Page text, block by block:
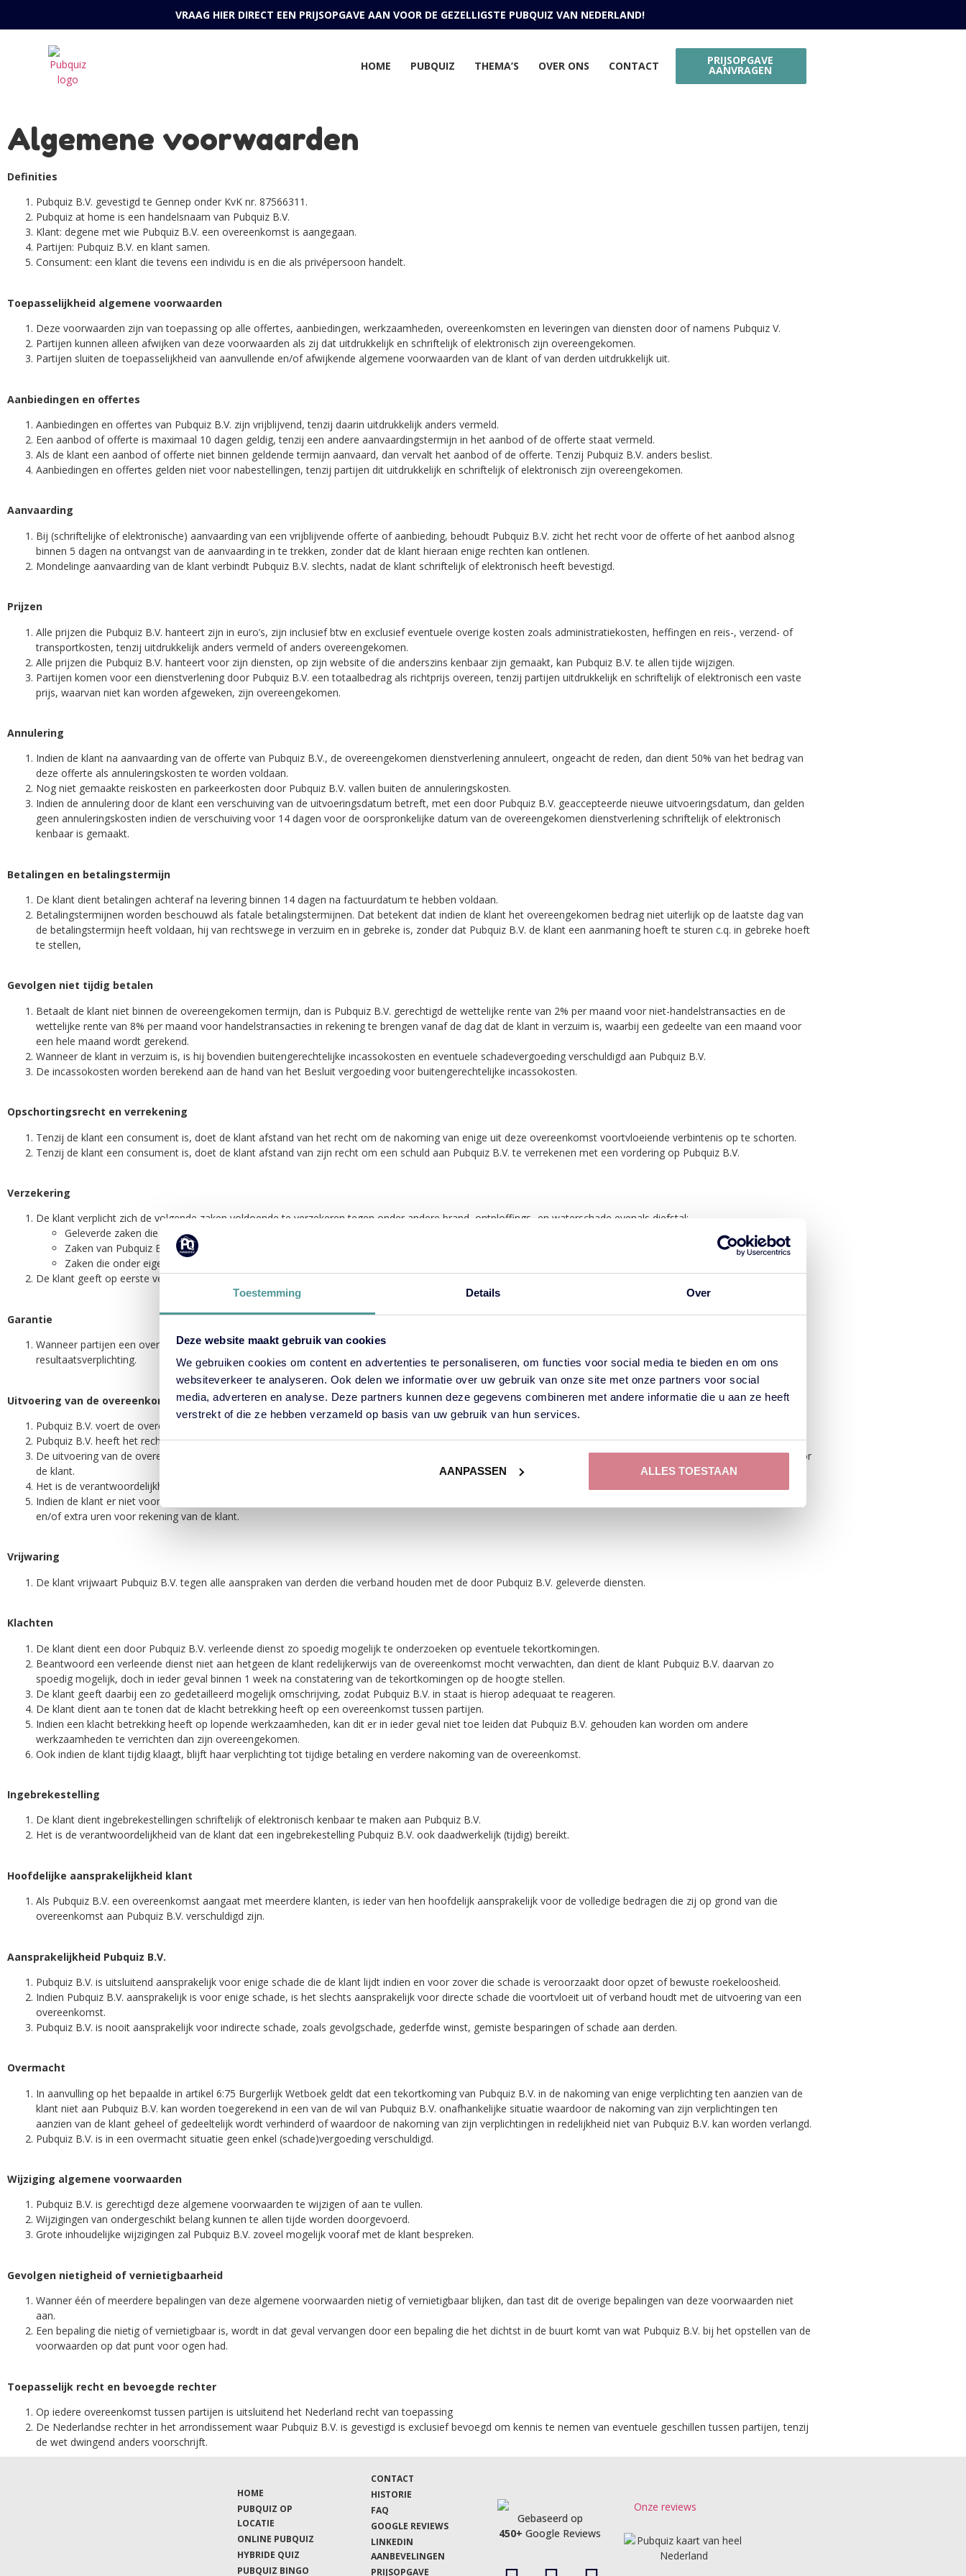
Toestemming Details Over
Deze website maakt gebruik van cookies
We gebruiken cookies om content en advertenties te personaliseren, om functies voor social media te bieden en om ons
websiteverkeer te analyseren. Ook delen we informatie over uw gebruik van onze site met onze partners voor social
media, adverteren en analyse. Deze partners kunnen deze gegevens combineren met andere informatie die u aan ze heeft
verstrekt of die ze hebben verzameld op basis van uw gebruik van hun services.
AANPASSEN ALLES TOESTAAN
VRAAG HIER DIRECT EEN PRIJSOPGAVE AAN VOOR DE GEZELLIGSTE PUBQUIZ VAN NEDERLAND!
HOME PUBQUIZ THEMA’S OVER ONS CONTACT PRIJSOPGAVE
AANVRAGEN
Algemene voorwaarden
Definities
Pubquiz B.V. gevestigd te Gennep onder KvK nr. 87566311.
Pubquiz at home is een handelsnaam van Pubquiz B.V.
Klant: degene met wie Pubquiz B.V. een overeenkomst is aangegaan.
Partijen: Pubquiz B.V. en klant samen.
Consument: een klant die tevens een individu is en die als privépersoon handelt.
Toepasselijkheid algemene voorwaarden
Deze voorwaarden zijn van toepassing op alle offertes, aanbiedingen, werkzaamheden, overeenkomsten en leveringen van diensten door of namens Pubquiz V.
Partijen kunnen alleen afwijken van deze voorwaarden als zij dat uitdrukkelijk en schriftelijk of elektronisch zijn overeengekomen.
Partijen sluiten de toepasselijkheid van aanvullende en/of afwijkende algemene voorwaarden van de klant of van derden uitdrukkelijk uit.
Aanbiedingen en offertes
Aanbiedingen en offertes van Pubquiz B.V. zijn vrijblijvend, tenzij daarin uitdrukkelijk anders vermeld.
Een aanbod of offerte is maximaal 10 dagen geldig, tenzij een andere aanvaardingstermijn in het aanbod of de offerte staat vermeld.
Als de klant een aanbod of offerte niet binnen geldende termijn aanvaard, dan vervalt het aanbod of de offerte. Tenzij Pubquiz B.V. anders beslist.
Aanbiedingen en offertes gelden niet voor nabestellingen, tenzij partijen dit uitdrukkelijk en schriftelijk of elektronisch zijn overeengekomen.
Aanvaarding
Bij (schriftelijke of elektronische) aanvaarding van een vrijblijvende offerte of aanbieding, behoudt Pubquiz B.V. zicht het recht voor de offerte of het aanbod alsnog
binnen 5 dagen na ontvangst van de aanvaarding in te trekken, zonder dat de klant hieraan enige rechten kan ontlenen.
Mondelinge aanvaarding van de klant verbindt Pubquiz B.V. slechts, nadat de klant schriftelijk of elektronisch heeft bevestigd.
Prijzen
Alle prijzen die Pubquiz B.V. hanteert zijn in euro’s, zijn inclusief btw en exclusief eventuele overige kosten zoals administratiekosten, heffingen en reis-, verzend- of
transportkosten, tenzij uitdrukkelijk anders vermeld of anders overeengekomen.
Alle prijzen die Pubquiz B.V. hanteert voor zijn diensten, op zijn website of die anderszins kenbaar zijn gemaakt, kan Pubquiz B.V. te allen tijde wijzigen.
Partijen komen voor een dienstverlening door Pubquiz B.V. een totaalbedrag als richtprijs overeen, tenzij partijen uitdrukkelijk en schriftelijk of elektronisch een vaste
prijs, waarvan niet kan worden afgeweken, zijn overeengekomen.
Annulering
Indien de klant na aanvaarding van de offerte van Pubquiz B.V., de overeengekomen dienstverlening annuleert, ongeacht de reden, dan dient 50% van het bedrag van
deze offerte als annuleringskosten te worden voldaan.
Nog niet gemaakte reiskosten en parkeerkosten door Pubquiz B.V. vallen buiten de annuleringskosten.
Indien de annulering door de klant een verschuiving van de uitvoeringsdatum betreft, met een door Pubquiz B.V. geaccepteerde nieuwe uitvoeringsdatum, dan gelden
geen annuleringskosten indien de verschuiving voor 14 dagen voor de oorspronkelijke datum van de overeengekomen dienstverlening schriftelijk of elektronisch
kenbaar is gemaakt.
Betalingen en betalingstermijn
De klant dient betalingen achteraf na levering binnen 14 dagen na factuurdatum te hebben voldaan.
Betalingstermijnen worden beschouwd als fatale betalingstermijnen. Dat betekent dat indien de klant het overeengekomen bedrag niet uiterlijk op de laatste dag van
de betalingstermijn heeft voldaan, hij van rechtswege in verzuim en in gebreke is, zonder dat Pubquiz B.V. de klant een aanmaning hoeft te sturen c.q. in gebreke hoeft
te stellen,
Gevolgen niet tijdig betalen
Betaalt de klant niet binnen de overeengekomen termijn, dan is Pubquiz B.V. gerechtigd de wettelijke rente van 2% per maand voor niet-handelstransacties en de
wettelijke rente van 8% per maand voor handelstransacties in rekening te brengen vanaf de dag dat de klant in verzuim is, waarbij een gedeelte van een maand voor
een hele maand wordt gerekend.
Wanneer de klant in verzuim is, is hij bovendien buitengerechtelijke incassokosten en eventuele schadevergoeding verschuldigd aan Pubquiz B.V.
De incassokosten worden berekend aan de hand van het Besluit vergoeding voor buitengerechtelijke incassokosten.
Opschortingsrecht en verrekening
Tenzij de klant een consument is, doet de klant afstand van het recht om de nakoming van enige uit deze overeenkomst voortvloeiende verbintenis op te schorten.
Tenzij de klant een consument is, doet de klant afstand van zijn recht om een schuld aan Pubquiz B.V. te verrekenen met een vordering op Pubquiz B.V.
Verzekering
De klant verplicht zich de volgende zaken voldoende te verzekeren tegen onder andere brand, ontploffings- en waterschade evenals diefstal:
Geleverde zaken die noodzakelijk zijn voor de uitvoering van de onderliggende overeenkomst.
Zaken van Pubquiz B.V. die bij de klant aanwezig zijn.
Zaken die onder eigendomsvoorbehoud zijn geleverd.
De klant geeft op eerste verzoek van Pubquiz B.V. de polis van deze verzekering ter inzage.
Garantie
Wanneer partijen een overeenkomst met een dienstverlenend karakter zijn aangegaan, bevat deze voor Pubquiz B.V. enkel een inspanningsverplichting en dus geen
resultaatsverplichting.
Uitvoering van de overeenkomst
Pubquiz B.V. voert de overeenkomst naar beste inzicht en vermogen en overeenkomstig de eisen van goed vakmanschap uit.
Pubquiz B.V. heeft het recht om de overeengekomen dienstverlening (gedeeltelijk) te laten verrichten door derden.
De uitvoering van de overeenkomst geschiedt in onderling overleg en na schriftelijk of elektronisch akkoord en betaling van het eventueel afgesproken voorschot door
de klant.
Het is de verantwoordelijkheid van de klant dat Pubquiz B.V. tijdig kan beginnen aan de uitvoering van de overeenkomst.
Indien de klant er niet voor heeft gezorgd dat Pubquiz B.V. tijdig kan beginnen aan de uitvoering van de overkomst, komen de daaruit voortvloeiende extra kosten
en/of extra uren voor rekening van de klant.
Vrijwaring
De klant vrijwaart Pubquiz B.V. tegen alle aanspraken van derden die verband houden met de door Pubquiz B.V. geleverde diensten.
Klachten
De klant dient een door Pubquiz B.V. verleende dienst zo spoedig mogelijk te onderzoeken op eventuele tekortkomingen.
Beantwoord een verleende dienst niet aan hetgeen de klant redelijkerwijs van de overeenkomst mocht verwachten, dan dient de klant Pubquiz B.V. daarvan zo
spoedig mogelijk, doch in ieder geval binnen 1 week na constatering van de tekortkomingen op de hoogte stellen.
De klant geeft daarbij een zo gedetailleerd mogelijk omschrijving, zodat Pubquiz B.V. in staat is hierop adequaat te reageren.
De klant dient aan te tonen dat de klacht betrekking heeft op een overeenkomst tussen partijen.
Indien een klacht betrekking heeft op lopende werkzaamheden, kan dit er in ieder geval niet toe leiden dat Pubquiz B.V. gehouden kan worden om andere
werkzaamheden te verrichten dan zijn overeengekomen.
Ook indien de klant tijdig klaagt, blijft haar verplichting tot tijdige betaling en verdere nakoming van de overeenkomst.
Ingebrekestelling
De klant dient ingebrekestellingen schriftelijk of elektronisch kenbaar te maken aan Pubquiz B.V.
Het is de verantwoordelijkheid van de klant dat een ingebrekestelling Pubquiz B.V. ook daadwerkelijk (tijdig) bereikt.
Hoofdelijke aansprakelijkheid klant
Als Pubquiz B.V. een overeenkomst aangaat met meerdere klanten, is ieder van hen hoofdelijk aansprakelijk voor de volledige bedragen die zij op grond van die
overeenkomst aan Pubquiz B.V. verschuldigd zijn.
Aansprakelijkheid Pubquiz B.V.
Pubquiz B.V. is uitsluitend aansprakelijk voor enige schade die de klant lijdt indien en voor zover die schade is veroorzaakt door opzet of bewuste roekeloosheid.
Indien Pubquiz B.V. aansprakelijk is voor enige schade, is het slechts aansprakelijk voor directe schade die voortvloeit uit of verband houdt met de uitvoering van een
overeenkomst.
Pubquiz B.V. is nooit aansprakelijk voor indirecte schade, zoals gevolgschade, gederfde winst, gemiste besparingen of schade aan derden.
Overmacht
In aanvulling op het bepaalde in artikel 6:75 Burgerlijk Wetboek geldt dat een tekortkoming van Pubquiz B.V. in de nakoming van enige verplichting ten aanzien van de
klant niet aan Pubquiz B.V. kan worden toegerekend in een van de wil van Pubquiz B.V. onafhankelijke situatie waardoor de nakoming van zijn verplichtingen ten
aanzien van de klant geheel of gedeeltelijk wordt verhinderd of waardoor de nakoming van zijn verplichtingen in redelijkheid niet van Pubquiz B.V. kan worden verlangd.
Pubquiz B.V. is in een overmacht situatie geen enkel (schade)vergoeding verschuldigd.
Wijziging algemene voorwaarden
Pubquiz B.V. is gerechtigd deze algemene voorwaarden te wijzigen of aan te vullen.
Wijzigingen van ondergeschikt belang kunnen te allen tijde worden doorgevoerd.
Grote inhoudelijke wijzigingen zal Pubquiz B.V. zoveel mogelijk vooraf met de klant bespreken.
Gevolgen nietigheid of vernietigbaarheid
Wanner één of meerdere bepalingen van deze algemene voorwaarden nietig of vernietigbaar blijken, dan tast dit de overige bepalingen van deze voorwaarden niet
aan.
Een bepaling die nietig of vernietigbaar is, wordt in dat geval vervangen door een bepaling die het dichtst in de buurt komt van wat Pubquiz B.V. bij het opstellen van de
voorwaarden op dat punt voor ogen had.
Toepasselijk recht en bevoegde rechter
Op iedere overeenkomst tussen partijen is uitsluitend het Nederland recht van toepassing
De Nederlandse rechter in het arrondissement waar Pubquiz B.V. is gevestigd is exclusief bevoegd om kennis te nemen van eventuele geschillen tussen partijen, tenzij
de wet dwingend anders voorschrijft.
HOME
PUBQUIZ OP
LOCATIE
ONLINE PUBQUIZ
HYBRIDE QUIZ
PUBQUIZ BINGO
CONTACT
HISTORIE
FAQ
GOOGLE REVIEWS
LINKEDIN
AANBEVELINGEN
PRIJSOPGAVE
Gebaseerd op
450+ Google Reviews